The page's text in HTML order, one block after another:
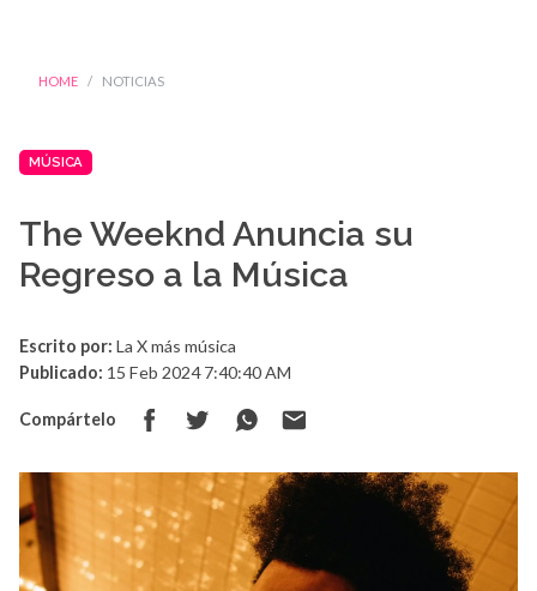
HOME NOTICIAS
MÚSICA
The Weeknd Anuncia su
Regreso a la Música
Escrito por: La X más música
Publicado: 15 Feb 2024 7:40:40 AM
Compártelo